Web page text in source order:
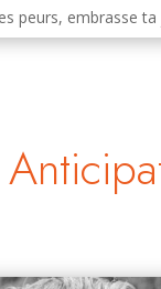
peurs, embrasse ta